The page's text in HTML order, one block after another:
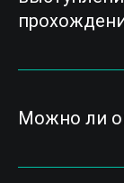
Можно ли